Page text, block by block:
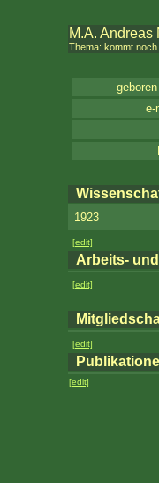
M.A. Andreas
Thema: kommt noch
e-
1923
[edit]
Arbeits-
[edit]
[edit]
[edit]